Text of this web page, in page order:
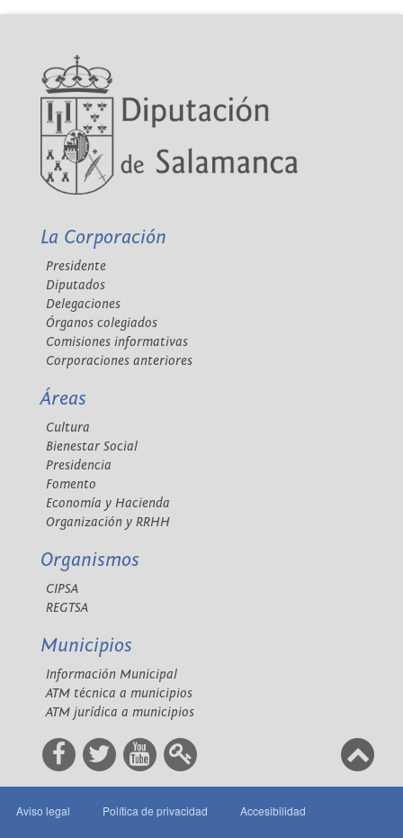
La Corporación
Presidente
Diputados
Delegaciones
Órganos colegiados
Comisiones informativas
Corporaciones anteriores
Áreas
Cultura
Bienestar Social
Presidencia
Fomento
Economía y Hacienda
Organización y RRHH
Organismos
CIPSA
REGTSA
Municipios
Información Municipal
ATM técnica a municipios
ATM jurídica a municipios
Aviso legal Política de privacidad Accesibilidad